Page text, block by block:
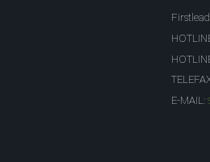
E-MAIL: